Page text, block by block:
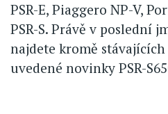
PSR-E, Piaggero NP-V,
PSR-S. Právě v poslední
najdete kromě
uvedené novinky PSR-